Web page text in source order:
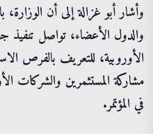
وأشار أبو غزالة إلى أن الوزارة،
والدول الأعضاء، تواصل
الأوروبية، للتعريف بالفرص
مشاركة المستثمرين والشركات
في المؤتمر.